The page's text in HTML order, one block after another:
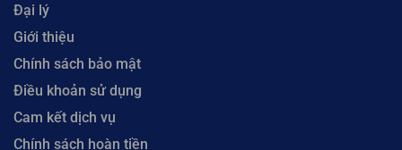
Đại lý
Giới thiệu
Chính sách bảo mật
Điều khoản sử dụng
Cam kết dịch vụ
Chính sách hoàn tiền